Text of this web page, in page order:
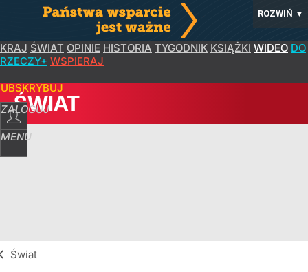
ROZWIŃ ▼
KRAJ ŚWIAT OPINIE HISTORIA TYGODNIK KSIĄŻKI WIDEO DO
RZECZY+ WSPIERAJ
ZALOGUJ
MENU
ŚWIAT
Świat